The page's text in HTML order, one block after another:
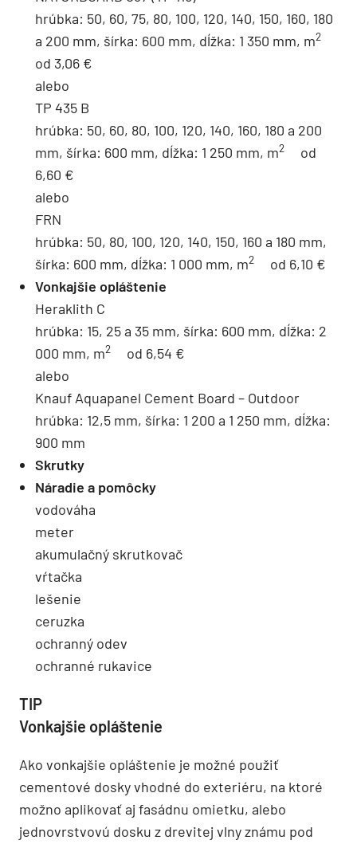
hrúbka: 50, 60, 75, 80, 100, 120, 140, 150, 160, 180
a 200 mm, šírka: 600 mm, dĺžka: 1 350 mm, m2
od 3,06 €
alebo
TP 435 B
hrúbka: 50, 60, 80, 100, 120, 140, 160, 180 a 200
mm, šírka: 600 mm, dĺžka: 1 250 mm, m2
od
6,60 €
alebo
FRN
hrúbka: 50, 80, 100, 120, 140, 150, 160 a 180 mm,
šírka: 600 mm, dĺžka: 1 000 mm, m2
od 6,10 €
Vonkajšie opláštenie
Heraklith C
hrúbka: 15, 25 a 35 mm, šírka: 600 mm, dĺžka: 2
000 mm, m2
od 6,54 €
alebo
Knauf Aquapanel Cement Board – Outdoor
hrúbka: 12,5 mm, šírka: 1 200 a 1 250 mm, dĺžka:
900 mm
Skrutky
Náradie a pomôcky
vodováha
meter
akumulačný skrutkovač
vŕtačka
lešenie
ceruzka
ochranný odev
ochranné rukavice
TIP
Vonkajšie opláštenie
Ako vonkajšie opláštenie je možné použiť
cementové dosky vhodné do exteriéru, na ktoré
možno aplikovať aj fasádnu omietku, alebo
jednovrstvovú dosku z drevitej vlny známu pod